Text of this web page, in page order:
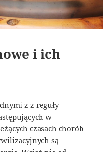
i ich
z z reguły
w
czasach chorób
są